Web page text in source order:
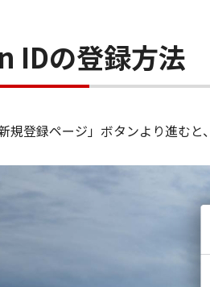
IDの登録方法
規登録ページ」ボタンより進むと